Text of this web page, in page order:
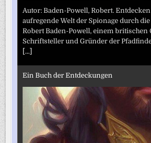
Autor: Baden-Powell, Robert.
aufregende Welt der Spionage durch
Robert Baden-Powell, einem britischen
Schriftsteller und Gründer der
[...]
Ein Buch der Entdeckungen